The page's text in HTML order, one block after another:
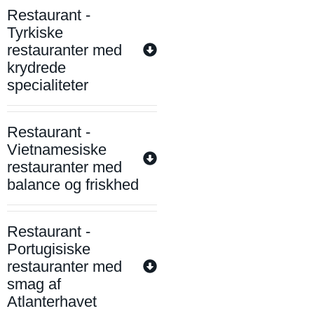
Restaurant -
Tyrkiske
restauranter med
krydrede
specialiteter
Restaurant -
Vietnamesiske
restauranter med
balance og friskhed
Restaurant -
Portugisiske
restauranter med
smag af
Atlanterhavet